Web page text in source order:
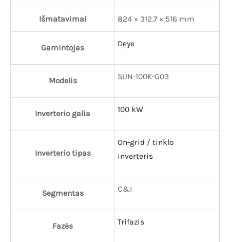
Išmatavimai 824 × 312.7 × 516 mm
Gamintojas Deye
Modelis SUN-100K-G03
Inverterio galia 100 kW
Inverterio tipas
On-grid / tinklo
inverteris
Segmentas C&I
Fazės Trifazis